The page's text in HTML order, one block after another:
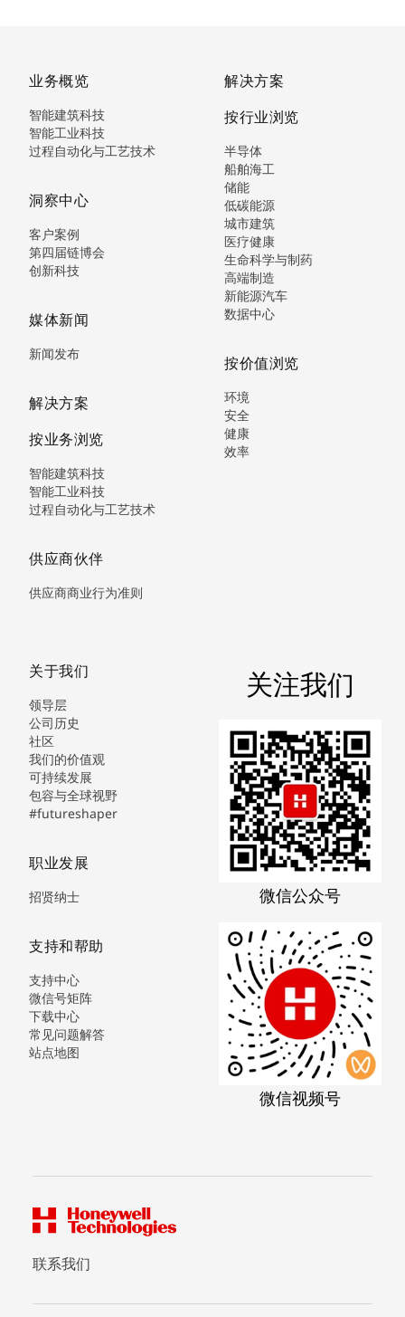
业务概览
智能建筑科技
智能工业科技
过程自动化与工艺技术
洞察中心
客户案例
第四届链博会
创新科技
媒体新闻
新闻发布
解决方案
按业务浏览
智能建筑科技
智能工业科技
过程自动化与工艺技术
供应商伙伴
供应商商业行为准则
解决方案
按行业浏览
半导体
船舶海工
储能
低碳能源
城市建筑
医疗健康
生命科学与制药
高端制造
新能源汽车
数据中心
按价值浏览
环境
安全
健康
效率
关于我们
领导层
公司历史
社区
我们的价值观
可持续发展
包容与全球视野
#futureshaper
职业发展
招贤纳士
支持和帮助
支持中心
微信号矩阵
下载中心
常见问题解答
站点地图
关注我们
微信公众号
微信视频号
联系我们